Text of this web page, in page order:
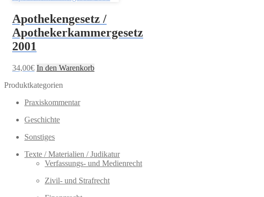
Apothekengesetz /
Apothekerkammergesetz
2001
34,00€ In den Warenkorb
Produktkategorien
Praxiskommentar
Geschichte
Sonstiges
Texte / Materialien / Judikatur
Verfassungs- und Medienrecht
Zivil- und Strafrecht